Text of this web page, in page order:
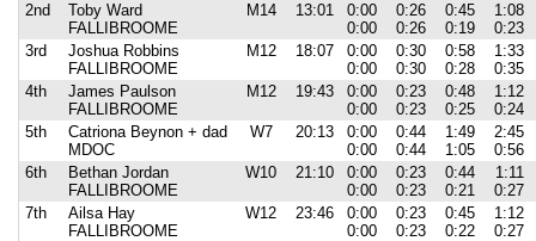
2nd
Toby Ward
FALLIBROOME
M14 13:01
0:00
0:00
0:26
0:26
0:45
0:19
1:08
0:23
3rd
Joshua Robbins
FALLIBROOME
M12 18:07
0:00
0:00
0:30
0:30
0:58
0:28
1:33
0:35
4th
James Paulson
FALLIBROOME
M12 19:43
0:00
0:00
0:23
0:23
0:48
0:25
1:12
0:24
5th
Catriona Beynon + dad
MDOC
W7 20:13
0:00
0:00
0:44
0:44
1:49
1:05
2:45
0:56
6th
Bethan Jordan
FALLIBROOME
W10 21:10
0:00
0:00
0:23
0:23
0:44
0:21
1:11
0:27
7th
Ailsa Hay
FALLIBROOME
W12 23:46
0:00
0:00
0:23
0:23
0:45
0:22
1:12
0:27